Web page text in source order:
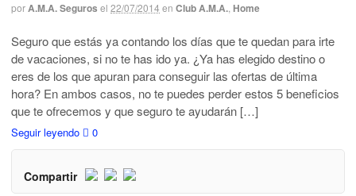
porA.M.A. Seguros el 22/07/2014 en Club A.M.A. Home
Seguro que estás ya contando los días que te quedan para irte
de vacaciones, si no te has ido ya. ¿Ya has elegido destino o
eres de los que apuran para conseguir las ofertas de última
hora? En ambos casos, no te puedes perder estos 5 beneficios
que te ofrecemos y que seguro te ayudarán […]
Seguir leyendo 0
Compartir